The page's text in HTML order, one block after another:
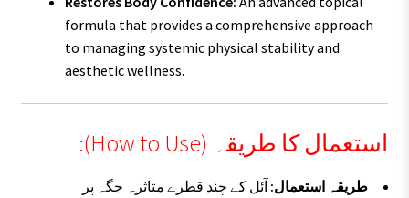
formula that provides a comprehensive approach
to managing systemic physical stability and
aesthetic wellness.
استعمال کا طریقہ (How to Use):
طریقہ استعمال: آئل کے چند قطرے متاثرہ جگہ پر